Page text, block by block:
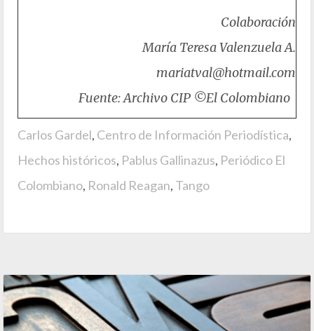
Colaboración
María Teresa Valenzuela A.
mariatval@hotmail.com
Fuente: Archivo CIP ©El Colombiano
Carlos Gardel, Centro de Información Periodística,
Hechos históricos, Pablus Gallinazus, Periódico El
Colombiano, Ronald Reagan, Tango